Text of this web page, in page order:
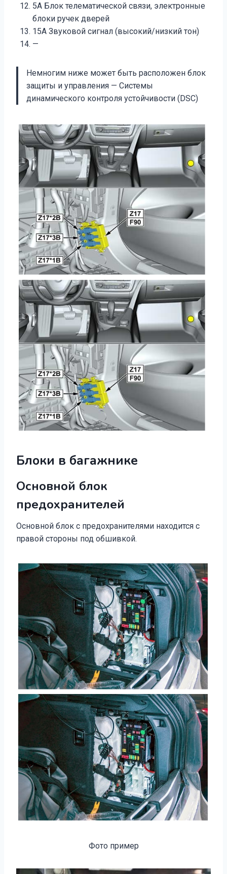
5А Блок телематической связи, электронные
блоки ручек дверей
15А Звуковой сигнал (высокий/низкий тон)
—
Немногим ниже может быть расположен блок
защиты и управления — Системы
динамического контроля устойчивости (DSC)
Блоки в багажнике
Основной блок
предохранителей
Основной блок с предохранителями находится с
правой стороны под обшивкой.
Фото пример